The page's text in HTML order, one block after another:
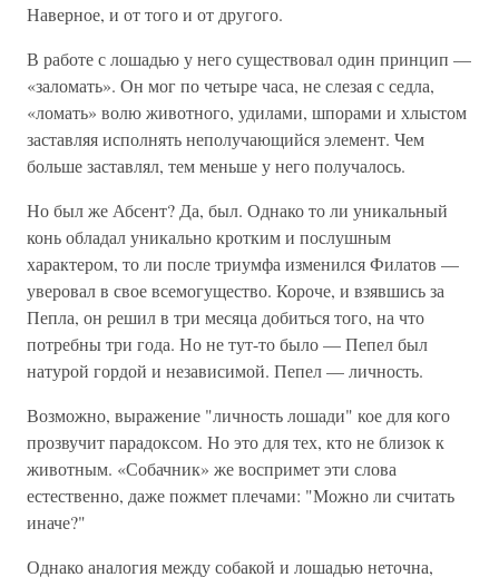
Наверное, и от того и от другого.
В работе с лошадью у него существовал один принцип —
«заломать». Он мог по четыре часа, не слезая с седла,
«ломать» волю животного, удилами, шпорами и хлыстом
заставляя исполнять неполучающийся элемент. Чем
больше заставлял, тем меньше у него получалось.
Но был же Абсент? Да, был. Однако то ли уникальный
конь обладал уникально кротким и послушным
характером, то ли после триумфа изменился Филатов —
уверовал в свое всемогущество. Короче, и взявшись за
Пепла, он решил в три месяца добиться того, на что
потребны три года. Но не тут-то было — Пепел был
натурой гордой и независимой. Пепел — личность.
Возможно, выражение "личность лошади" кое для кого
прозвучит парадоксом. Но это для тех, кто не близок к
животным. «Собачник» же воспримет эти слова
естественно, даже пожмет плечами: "Можно ли считать
иначе?"
Однако аналогия между собакой и лошадью неточна,